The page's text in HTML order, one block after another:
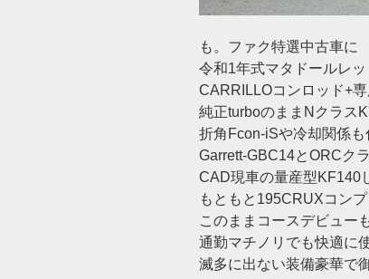
も。ファク特選中古車に
令和1年式マタドールレッ
CARRILLOコンロッド+
純正turboのままNクラス
折角Fcon-iSや冷却関係
Garrett-GBC14とORCク
CAD現車の量産型KF140
もともと195CRUXコン
このままコースデビュー
通勤マチノリでも快適に
滅多に出ない装備豪華で